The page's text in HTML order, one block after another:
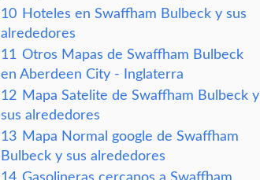
10 Hoteles en Swaffham Bulbeck y sus
alrededores
11 Otros Mapas de Swaffham Bulbeck
en Aberdeen City - Inglaterra
12 Mapa Satelite de Swaffham Bulbeck y
sus alrededores
13 Mapa Normal google de Swaffham
Bulbeck y sus alrededores
14 Gasolineras cercanos a Swaffham